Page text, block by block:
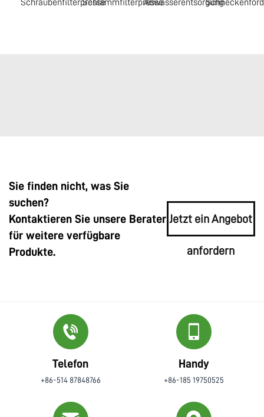
SchraubenfilterpresseSchlammfilterpresseAbwasserentsorgung
Sie finden nicht, was Sie
suchen?
Kontaktieren Sie unsere Berater
für weitere verfügbare
Produkte.
Jetzt ein Angebot
anfordern
Telefon
+86-514 87848766
Handy
+86-185 19750525